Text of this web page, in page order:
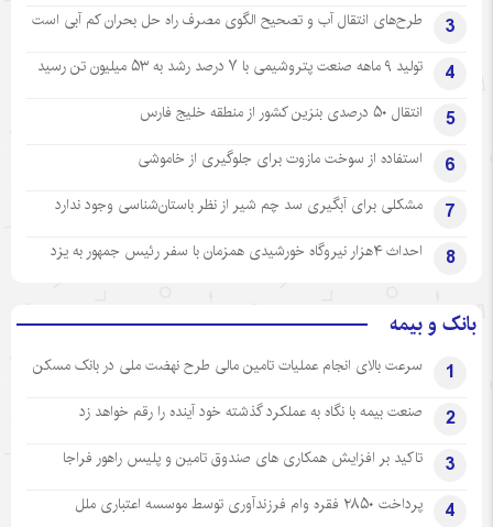
3 طرح‌های انتقال آب و تصحیح الگوی مصرف راه حل بحران کم آبی است
4 تولید ۹ ماهه صنعت پتروشیمی با ۷ درصد رشد به ۵۳ میلیون تن رسید
5 انتقال ۵۰ درصدی بنزین کشور از منطقه خلیج فارس
6 استفاده از سوخت مازوت برای جلوگیری از خاموشی
7 مشکلی برای آبگیری سد چم شیر از نظر باستان‌شناسی وجود ندارد
8 احداث ۴هزار نیروگاه خورشیدی همزمان با سفر رئیس جمهور به یزد
بانک و بیمه
1 سرعت بالای انجام عملیات تامین مالی طرح نهضت ملی در بانک مسکن
2 صنعت بیمه با نگاه به عملکرد گذشته خود آینده را رقم خواهد زد
3 تاکید بر افزایش همکاری های صندوق تامین و پلیس راهور فراجا
4 پرداخت ۲۸۵۰ فقره وام فرزندآوری توسط موسسه اعتباری ملل